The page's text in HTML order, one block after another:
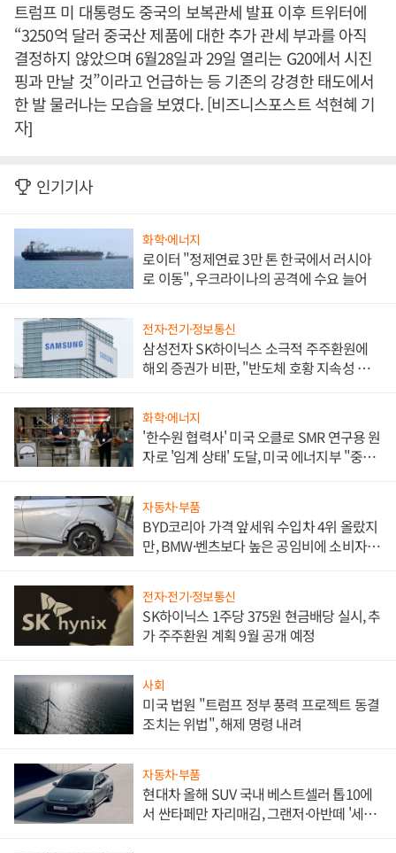
트럼프 미 대통령도 중국의 보복관세 발표 이후 트위터에
“3250억 달러 중국산 제품에 대한 추가 관세 부과를 아직
결정하지 않았으며 6월28일과 29일 열리는 G20에서 시진
핑과 만날 것”이라고 언급하는 등 기존의 강경한 태도에서
한 발 물러나는 모습을 보였다. [비즈니스포스트 석현혜 기
자]
인기기사
화학·에너지
로이터 "정제연료 3만 톤 한국에서 러시아
로 이동", 우크라이나의 공격에 수요 늘어
전자·전기·정보통신
삼성전자 SK하이닉스 소극적 주주환원에
해외 증권가 비판, "반도체 호황 지속성 의
화학·에너지
'한수원 협력사' 미국 오클로 SMR 연구용 원
자로 '임계 상태' 도달, 미국 에너지부 "중요
자동차·부품
BYD코리아 가격 앞세워 수입차 4위 올랐지
만, BMW·벤츠보다 높은 공임비에 소비자
전자·전기·정보통신
SK하이닉스 1주당 375원 현금배당 실시, 추
가 주주환원 계획 9월 공개 예정
사회
미국 법원 "트럼프 정부 풍력 프로젝트 동결
조치는 위법", 해제 명령 내려
자동차·부품
현대차 올해 SUV 국내 베스트셀러 톱10에
서 싼타페만 자리매김, 그랜저·아반떼 '세단